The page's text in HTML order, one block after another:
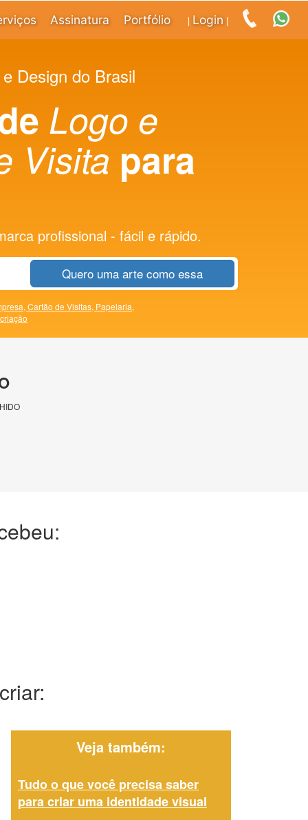
Assinatura Portfólio Login
Design do Brasil
Logo e
Visita para
profissional - fácil e rápido.
Quero uma arte como essa
Cartão de Visitas, Papelaria,
Veja também:
Tudo o que você precisa saber
para criar uma identidade visual